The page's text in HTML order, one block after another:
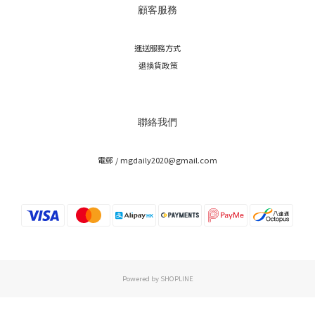
顧客服務
運送服務方式
退換貨政策
聯絡我們
電郵 / mgdaily2020@gmail.com
Powered by SHOPLINE